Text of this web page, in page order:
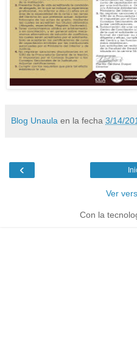
Blog Unaula en la fecha 3/14/
‹
Ver
Con la